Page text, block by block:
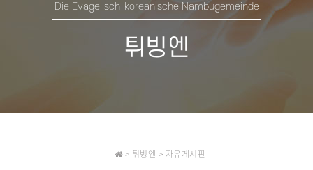
Die Evagelisch-koreanische Nambugemeinde
튀빙엔
> 튀빙엔 > 자유게시판